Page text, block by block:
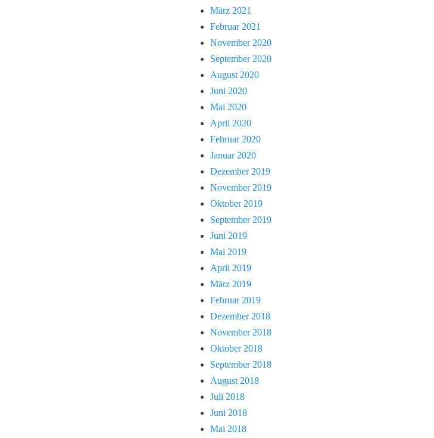
März 2021
Februar 2021
November 2020
September 2020
August 2020
Juni 2020
Mai 2020
April 2020
Februar 2020
Januar 2020
Dezember 2019
November 2019
Oktober 2019
September 2019
Juni 2019
Mai 2019
April 2019
März 2019
Februar 2019
Dezember 2018
November 2018
Oktober 2018
September 2018
August 2018
Juli 2018
Juni 2018
Mai 2018